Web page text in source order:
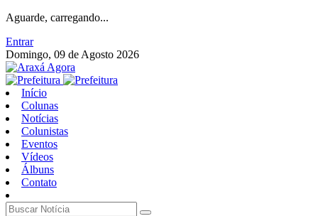
Aguarde, carregando...
Entrar
Domingo, 09 de Agosto 2026
Início
Colunas
Notícias
Colunistas
Eventos
Vídeos
Álbuns
Contato